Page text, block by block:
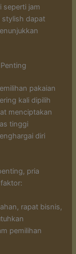
seperti jam
stylish dapat
pakaian
kali dipilih
menciptakan
tinggi
diri
pria
rapat bisnis,
pemilihan